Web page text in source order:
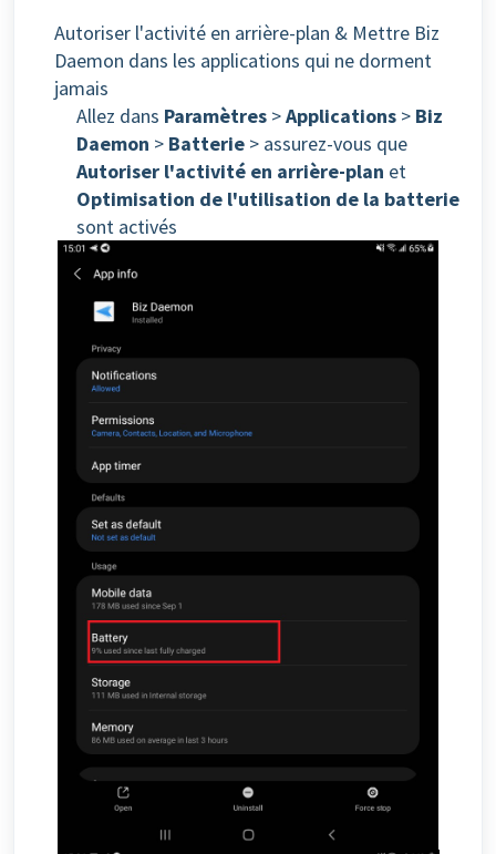
Autoriser l'activité en arrière-plan & Mettre Biz
Daemon dans les applications qui ne dorment
jamais
Allez dans Paramètres >Applications > Biz
Daemon > Batterie > assurez-vous que
Autoriser l'activité en arrière-plan et
Optimisation de l'utilisation de la batterie
sont activés